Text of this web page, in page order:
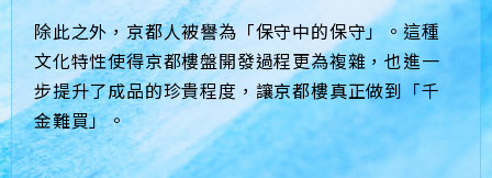
除此之外，京都人被譽為「保守中的保守」。這種
文化特性使得京都樓盤開發過程更為複雜，也進一
步提升了成品的珍貴程度，讓京都樓真正做到「千
金難買」。